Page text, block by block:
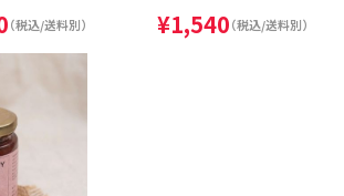
（税込/送料別） ¥1,540（税込/送料別）